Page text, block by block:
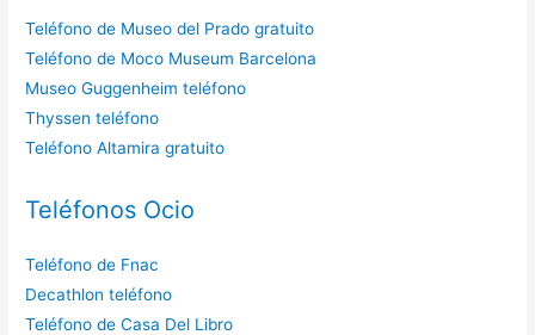
Teléfono de Museo del Prado gratuito
Teléfono de Moco Museum Barcelona
Museo Guggenheim teléfono
Thyssen teléfono
Teléfono Altamira gratuito
Teléfonos Ocio
Teléfono de Fnac
Decathlon teléfono
Teléfono de Casa Del Libro